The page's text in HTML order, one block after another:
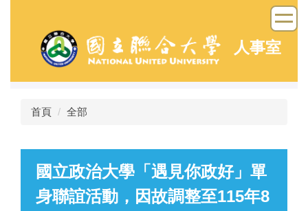
容
人事室
首頁 全部
國立政治大學「遇見你政好」單
身聯誼活動，因故調整至115年8